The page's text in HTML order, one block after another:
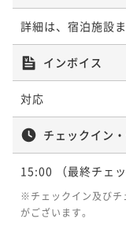
詳細は、宿泊施設
インボイス
対応
チェックイン
15:00 （最終チェ
※チェックイン及びチ
がございます。